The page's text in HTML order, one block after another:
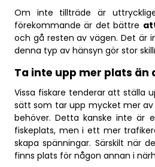
Om inte tillträde är
förekommande är det bättre
och gå resten av vägen. Det är
denna typ av hänsyn gör stor
Ta inte upp mer plats än
Vissa fiskare tenderar att ställa
sätt som tar upp mycket mer
behöver. Detta kanske inte är
fiskeplats, men i ett mer
skapa spänningar. Särskilt när
finns plats för någon annan i